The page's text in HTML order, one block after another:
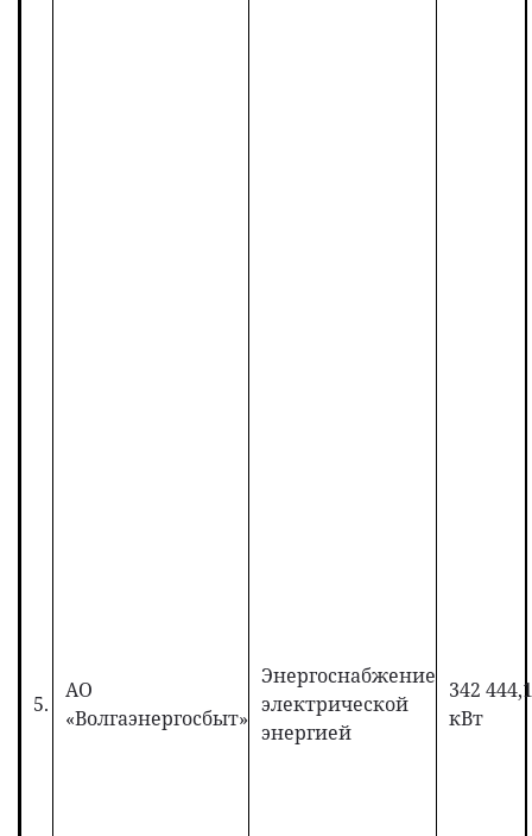
5.
АО
«Волгаэнергосбыт»
Энергоснабжение
электрической
энергией
342
кВт